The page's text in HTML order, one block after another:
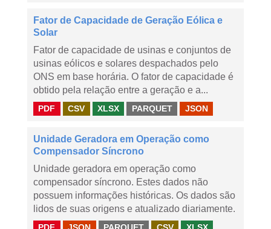
Fator de Capacidade de Geração Eólica e
Solar
Fator de capacidade de usinas e conjuntos de
usinas eólicos e solares despachados pelo
ONS em base horária. O fator de capacidade é
obtido pela relação entre a geração e a...
PDF CSV XLSX PARQUET JSON
Unidade Geradora em Operação como
Compensador Síncrono
Unidade geradora em operação como
compensador síncrono. Estes dados não
possuem informações históricas. Os dados são
lidos de suas origens e atualizado diariamente.